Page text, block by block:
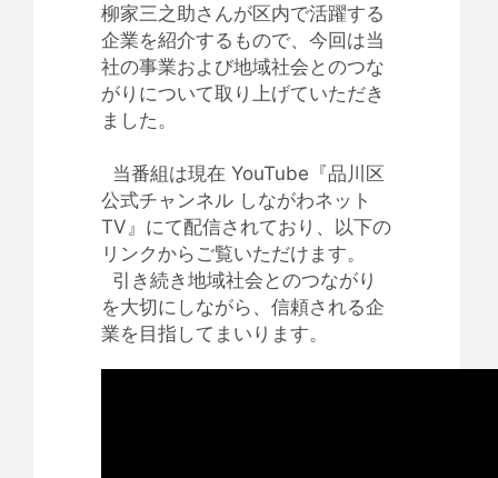
柳家三之助さんが区内で活躍する
企業を紹介するもので、今回は当
社の事業および地域社会とのつな
がりについて取り上げていただき
ました。
当番組は現在 YouTube『品川区
公式チャンネル しながわネット
TV』にて配信されており、以下の
リンクからご覧いただけます。
引き続き地域社会とのつながり
を大切にしながら、信頼される企
業を目指してまいります。